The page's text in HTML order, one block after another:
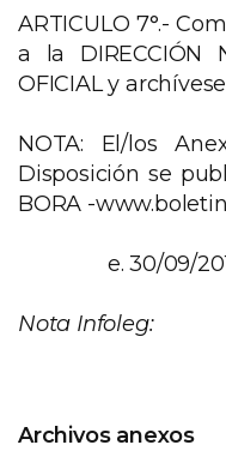
ARTICULO 7°.-
a la DIRECCIÓN
OFICIAL y
NOTA: El/los
Disposición se
BORA -
e. 30/09/
Nota Infoleg:
Archivos anexos